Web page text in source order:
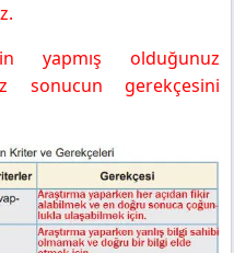
olduğunuz
sonucun gerekçesini